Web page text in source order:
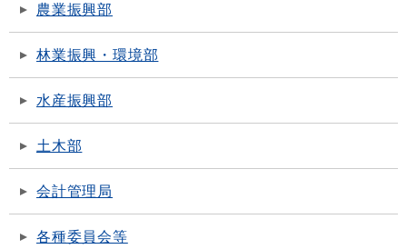
農業振興部
林業振興・環境部
水産振興部
土木部
会計管理局
各種委員会等